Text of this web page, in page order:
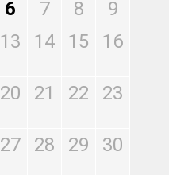
6 7 8
9
13 14 15 16
20 21 22 23
27 28 29 30